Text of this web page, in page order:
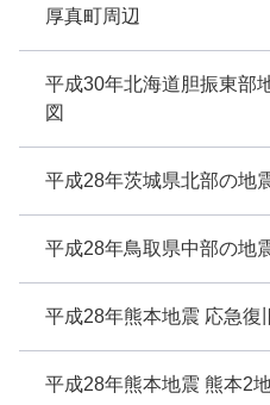
厚真町周辺
平成30年北海道胆振東部
図
平成28年茨城県北部の地
平成28年鳥取県中部の地
平成28年熊本地震 応急復
平成28年熊本地震 熊本2